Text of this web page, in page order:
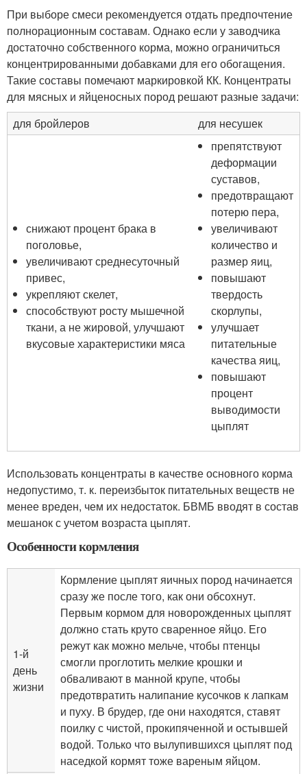
При выборе смеси рекомендуется отдать предпочтение
полнорационным составам. Однако если у заводчика
достаточно собственного корма, можно ограничиться
концентрированными добавками для его обогащения.
Такие составы помечают маркировкой КК. Концентраты
для мясных и яйценосных пород решают разные задачи:
для бройлеров
для несушек
снижают процент брака в
поголовье,
увеличивают среднесуточный
привес,
укрепляют скелет,
способствуют росту мышечной
ткани, а не жировой, улучшают
вкусовые характеристики мяса
препятствуют
деформации
суставов,
предотвращают
потерю пера,
увеличивают
количество и
размер яиц,
повышают
твердость
скорлупы,
улучшает
питательные
качества яиц,
повышают
процент
выводимости
цыплят
Использовать концентраты в качестве основного корма
недопустимо, т. к. переизбыток питательных веществ не
менее вреден, чем их недостаток. БВМБ вводят в состав
мешанок с учетом возраста цыплят.
Особенности кормления
1-й
день
жизни
Кормление цыплят яичных пород начинается
сразу же после того, как они обсохнут.
Первым кормом для новорожденных цыплят
должно стать круто сваренное яйцо. Его
режут как можно мельче, чтобы птенцы
смогли проглотить мелкие крошки и
обваливают в манной крупе, чтобы
предотвратить налипание кусочков к лапкам
и пуху. В брудер, где они находятся, ставят
поилку с чистой, прокипяченной и остывшей
водой. Только что вылупившихся цыплят под
наседкой кормят тоже вареным яйцом.